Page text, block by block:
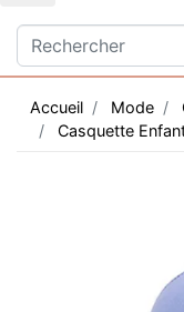
Accueil Mode
Casquette